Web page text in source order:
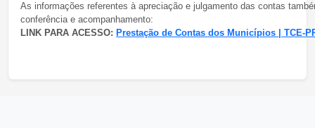
As informações referentes à apreciação e julgamento das contas
conferência e acompanhamento:
LINK PARA ACESSO: Prestação de Contas dos Municípios | TCE-